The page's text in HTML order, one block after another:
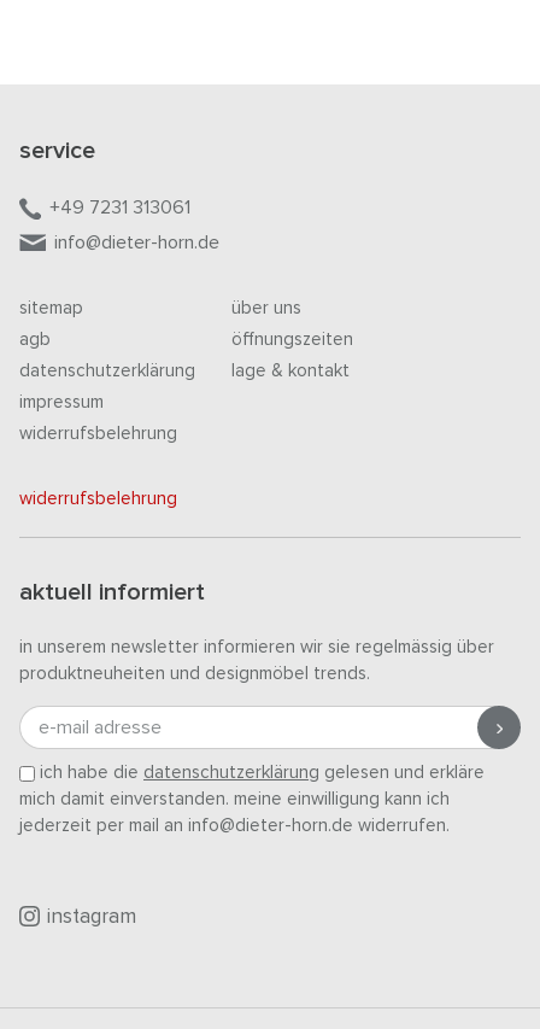
service
+49 7231 313061
info@dieter-horn.de
sitemap
agb
datenschutzerklärung
impressum
widerrufsbelehrung
über uns
öffnungszeiten
lage & kontakt
widerrufsbelehrung
aktuell informiert
in unserem newsletter informieren wir sie regelmässig über
produktneuheiten und designmöbel trends.
e-mail adresse
ich habe die datenschutzerklärung gelesen und erkläre
mich damit einverstanden. meine einwilligung kann ich
jederzeit per mail an info@dieter-horn.de widerrufen.
instagram